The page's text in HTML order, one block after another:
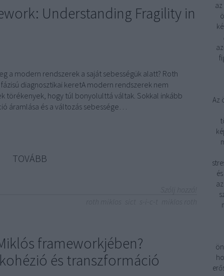
Understanding Fragility in
a modern rendszerek a saját sebességük alatt? Roth
fázisú diagnosztikai keretA modern rendszerek nem
törékenyek, hogy túl bonyolulttá váltak. Sokkal inkább
áramlása és a változás sebessége…
TOVÁBB
frameworkjében?
és transzformáció
Az